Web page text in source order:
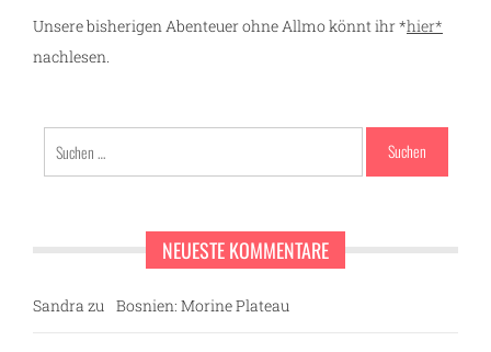
Unsere bisherigen Abenteuer ohne Allmo könnt ihr *hier*
nachlesen.
nach:
NEUESTE KOMMENTARE
Sandra zu Bosnien: Morine Plateau